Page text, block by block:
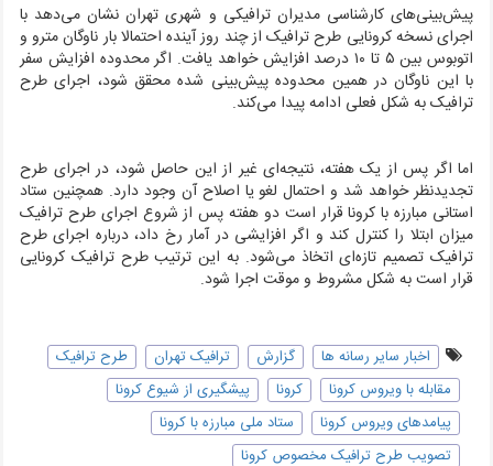
پیش‌بینی‌های کارشناسی مدیران ترافیکی و شهری تهران نشان می‌دهد با
اجرای نسخه کرونایی طرح ترافیک از چند روز آینده احتمالا بار ناوگان مترو و
اتوبوس بین ۵ تا ۱۰ درصد افزایش خواهد یافت. اگر محدوده افزایش سفر
با این ناوگان در همین محدوده پیش‌بینی شده محقق شود، اجرای طرح
ترافیک به شکل فعلی ادامه پیدا می‌کند.
اما اگر پس از یک هفته، نتیجه‌ای غیر از این حاصل شود، در اجرای طرح
تجدیدنظر خواهد شد و احتمال لغو یا اصلاح آن وجود دارد. همچنین ستاد
استانی مبارزه با کرونا قرار است دو هفته پس از شروع اجرای طرح ترافیک
میزان ابتلا را کنترل کند و اگر افزایشی در آمار رخ داد، درباره اجرای طرح
ترافیک تصمیم تازه‌ای اتخاذ می‌شود. به این ترتیب طرح ترافیک کرونایی
قرار است به شکل مشروط و موقت اجرا شود.
اخبار سایر رسانه ها گزارش ترافیک تهران
طرح ترافیک
مقابله با ویروس کرونا
کرونا
پیشگیری از شیوع کرونا
پیامدهای ویروس کرونا
ستاد ملی مبارزه با کرونا
تصویب طرح ترافیک مخصوص کرونا